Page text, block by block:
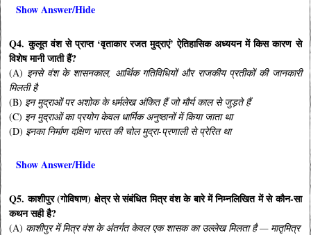
Show Answer/Hide
Q4. कुलूत वंश से प्राप्त ‘वृताकार रजत मुद्राएं’ ऐतिहासिक अध्ययन में किस कारण से
विशेष मानी जाती हैं?
(A) इनसे वंश के शासनकाल, आर्थिक गतिविधियों और राजकीय प्रतीकों की जानकारी
मिलती है
(B) इन मुद्राओं पर अशोक के धर्मलेख अंकित हैं जो मौर्य काल से जुड़ते हैं
(C) इन मुद्राओं का प्रयोग केवल धार्मिक अनुष्ठानों में किया जाता था
(D) इनका निर्माण दक्षिण भारत की चोल मुद्रा-प्रणाली से प्रेरित था
Show Answer/Hide
Q5. काशीपुर (गोविषाण) क्षेत्र से संबंधित मित्र वंश के बारे में निम्नलिखित में से कौन-सा
कथन सही है?
(A) काशीपुर में मित्र वंश के अंतर्गत केवल एक शासक का उल्लेख मिलता है — मातृमित्र